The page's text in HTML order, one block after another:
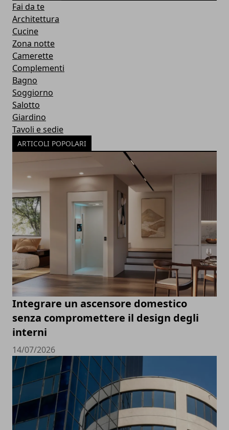
Fai da te
Architettura
Cucine
Zona notte
Camerette
Complementi
Bagno
Soggiorno
Salotto
Giardino
Tavoli e sedie
ARTICOLI POPOLARI
Integrare un ascensore domestico
senza compromettere il design degli
interni
14/07/2026